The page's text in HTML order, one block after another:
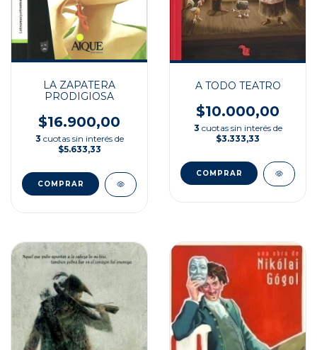
LA ZAPATERA
PRODIGIOSA
$16.900,00
3 cuotas sin interés de
$5.633,33
A TODO TEATRO
$10.000,00
3 cuotas sin interés de
$3.333,33